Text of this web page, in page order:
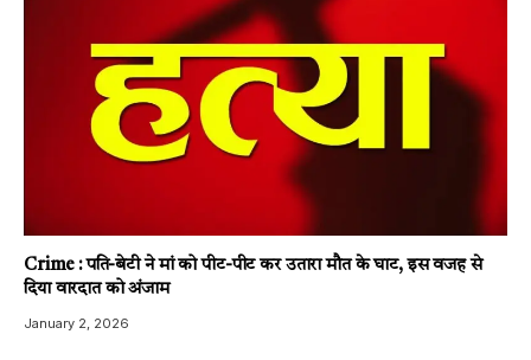
Crime : पति-बेटी ने मां को पीट-पीट कर उतारा मौत के घाट, इस वजह से
दिया वारदात को अंजाम
January 2, 2026